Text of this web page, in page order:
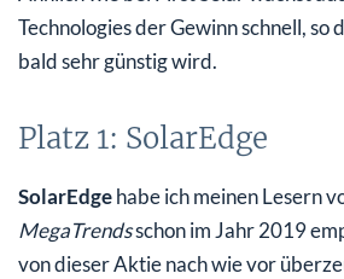
Technologies der Gewinn schnell, so
bald sehr günstig wird.
Platz 1: SolarEdge
SolarEdgehabe ich meinen Lesern
MegaTrendsschon im Jahr 2019
von dieser Aktie nach wie vor